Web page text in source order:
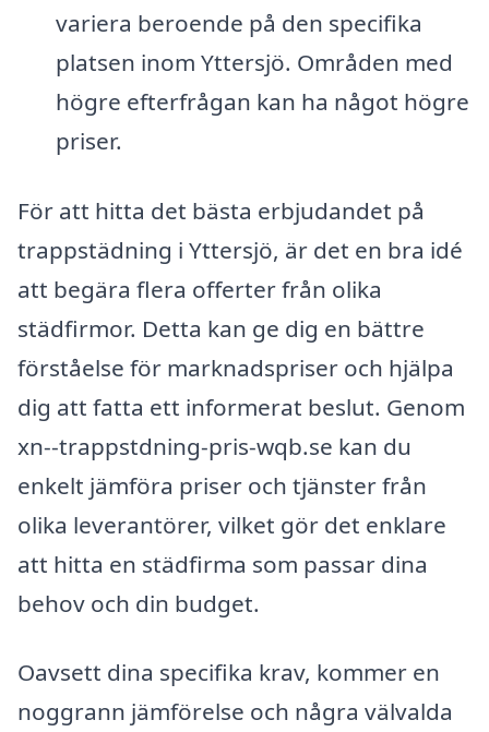
variera beroende på den specifika
platsen inom Yttersjö. Områden med
högre efterfrågan kan ha något högre
priser.
För att hitta det bästa erbjudandet på
trappstädning i Yttersjö, är det en bra idé
att begära flera offerter från olika
städfirmor. Detta kan ge dig en bättre
förståelse för marknadspriser och hjälpa
dig att fatta ett informerat beslut. Genom
xn--trappstdning-pris-wqb.se kan du
enkelt jämföra priser och tjänster från
olika leverantörer, vilket gör det enklare
att hitta en städfirma som passar dina
behov och din budget.
Oavsett dina specifika krav, kommer en
noggrann jämförelse och några välvalda